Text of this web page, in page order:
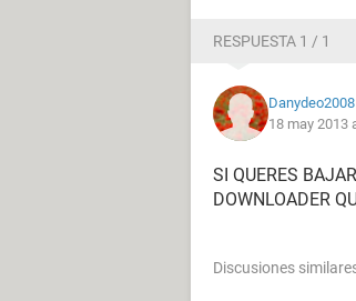
RESPUESTA 1 / 1
Danydeo2008
18 may 2013
SI QUERES
DOWNLOADER
Discusiones